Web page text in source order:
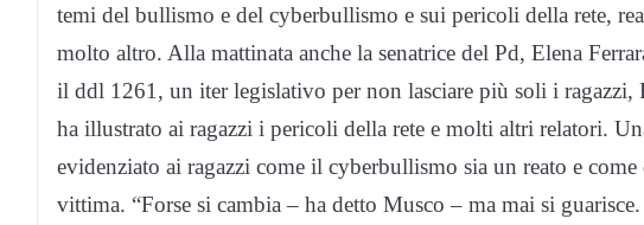
temi del bullismo e del cyberbullismo e sui pericoli della rete,
molto altro. Alla mattinata anche la senatrice del Pd, Elena
il ddl 1261, un iter legislativo per non lasciare più soli i ragazzi,
ha illustrato ai ragazzi i pericoli della rete e molti altri relatori.
evidenziato ai ragazzi come il cyberbullismo sia un reato e
vittima. “Forse si cambia – ha detto Musco – ma mai si